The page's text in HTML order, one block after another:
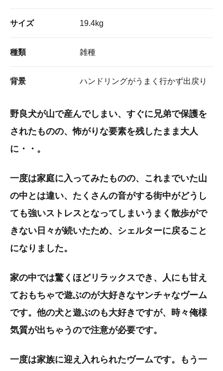
サイズ 19.4kg
種類 雑種
背景 ハンドリングがうまく行かず出戻り
野良犬が山で産んでしまい、すぐに兄弟で保護を
されたものの、怖がりな要素を残したまま大人
に・・。
一度は家庭に入ってみたものの、これまでいた山
の中とは違い、たくさんの音がする街中がどうし
ても強いストレスとなってしまいうまく散歩がで
きない日々が続いたため、シェルターに戻ること
になりました。
家の中では驚くほどリラックスでき、人にも甘え
ておもちゃで遊ぶのが大好きなヤンチャなヴーム
です。他の犬と遊ぶのも大好きですが、時々俺様
気質が出ちゃうので注意が必要です。
一度は家族に迎え入れられたヴームです。もう一